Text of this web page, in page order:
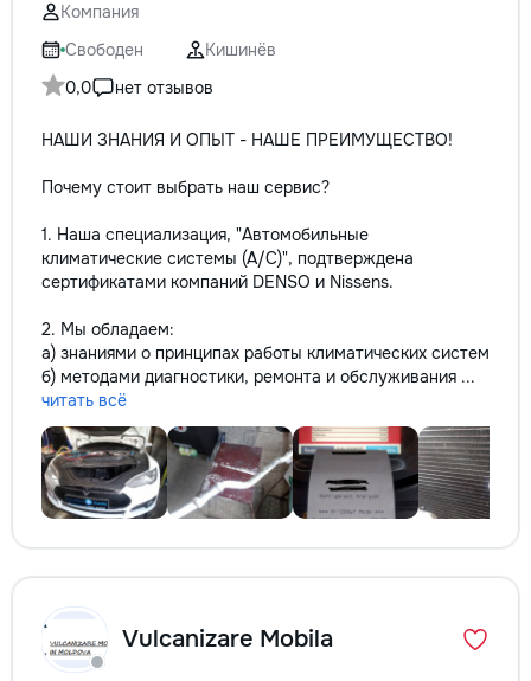
Компания
Свободен
Кишинёв
0,0
нет отзывов
НАШИ ЗНАНИЯ И ОПЫТ - НАШЕ ПРЕИМУЩЕСТВО!
Почему стоит выбрать наш сервис?
1. Наша специализация, "Автомобильные
климатические системы (A/C)", подтверждена
сертификатами компаний DENSO и Nissens.
2. Мы обладаем:
а) знаниями о принципах работы климатических систем
б) методами диагностики, ремонта и обслуживания ...
читать всё
Vulcanizare Mobila